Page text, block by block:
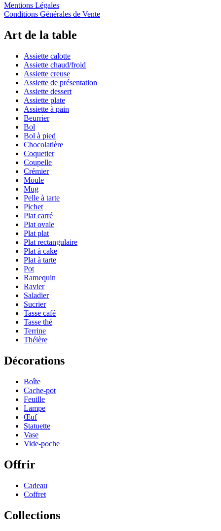
Mentions Légales
Conditions Générales de Vente
Art de la table
Assiette calotte
Assiette chaud/froid
Assiette creuse
Assiette de présentation
Assiette dessert
Assiette plate
Assiette à pain
Beurrier
Bol
Bol à pied
Chocolatière
Coquetier
Coupelle
Crémier
Moule
Mug
Pelle à tarte
Pichet
Plat carré
Plat ovale
Plat plat
Plat rectangulaire
Plat à cake
Plat à tarte
Pot
Ramequin
Ravier
Saladier
Sucrier
Tasse café
Tasse thé
Terrine
Théière
Décorations
Boîte
Cache-pot
Feuille
Lampe
Œuf
Statuette
Vase
Vide-poche
Offrir
Cadeau
Coffret
Collections